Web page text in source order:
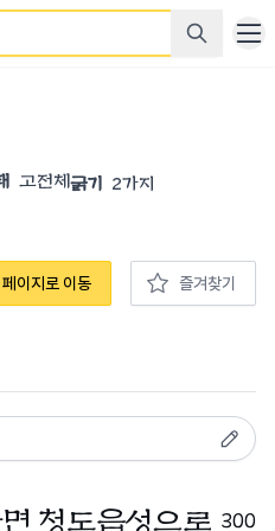
고전체굵기 2가지
이지로 이동 즐겨찾기
300